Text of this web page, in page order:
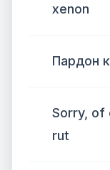
xenon
Пардон
Sorry, of
rut